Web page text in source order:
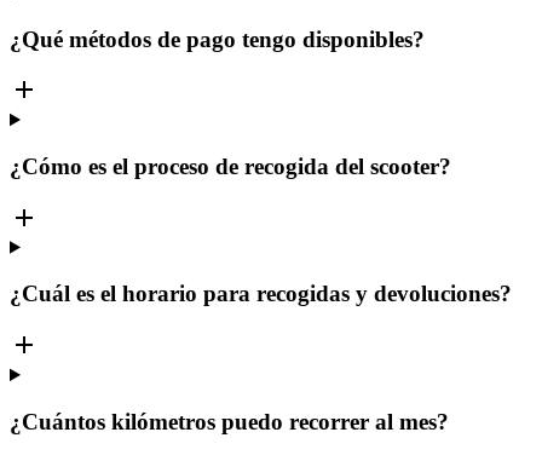
¿Qué métodos de pago tengo disponibles?
¿Cómo es el proceso de recogida del scooter?
¿Cuál es el horario para recogidas y devoluciones?
¿Cuántos kilómetros puedo recorrer al mes?